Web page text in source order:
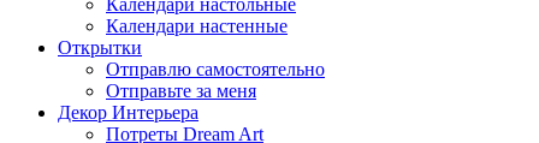
Календари настенные
Открытки
Отправлю самостоятельно
Отправьте за меня
Декор Интерьера
Потреты Dream Art